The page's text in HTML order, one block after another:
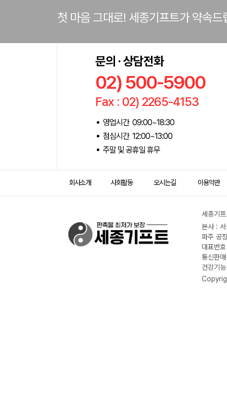
첫 마음 그대로! 세종기프트가 약속드
문의 · 상담전화
02) 500-5900
Fax : 02) 2265-4153
영업시간 09:00~18:30
점심시간 12:00~13:00
주말 및 공휴일 휴무
회사소개 사회활동 오시는길 이용약관
세종기
본사 :
파주 공
대표번
통신판
건강기